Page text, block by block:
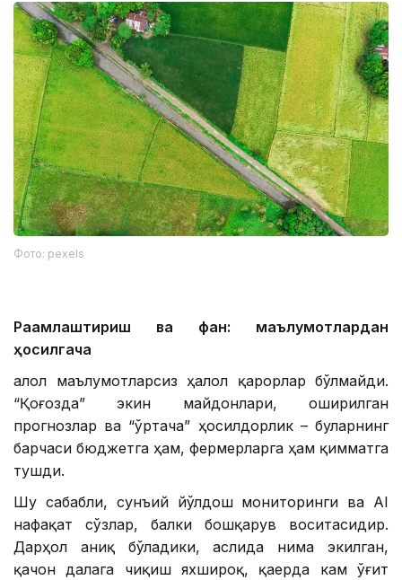
Фото: pexels
Рақамлаштириш ва фан: маълумотлардан
ҳосилгача
Ҳалол маълумотларсиз ҳалол қарорлар бўлмайди.
“Қоғозда” экин майдонлари, оширилган
прогнозлар ва “ўртача” ҳосилдорлик – буларнинг
барчаси бюджетга ҳам, фермерларга ҳам қимматга
тушди.
Шу сабабли, сунъий йўлдош мониторинги ва АI
нафақат сўзлар, балки бошқарув воситасидир.
Дарҳол аниқ бўладики, аслида нима экилган,
қачон далага чиқиш яхшироқ, қаерда кам ўғит